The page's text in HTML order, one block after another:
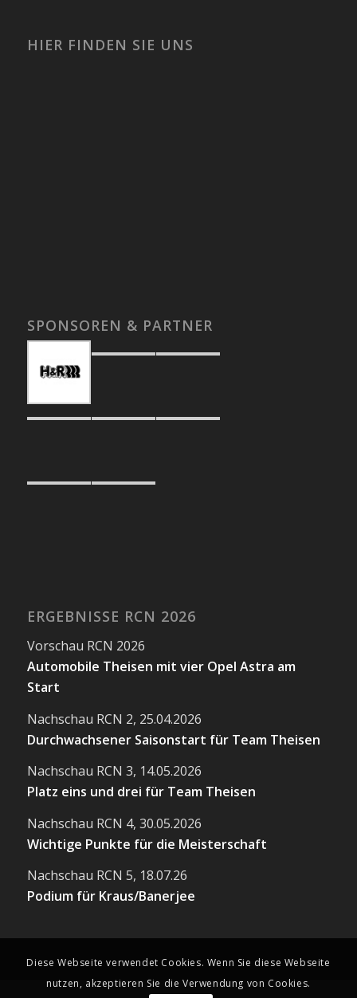
HIER FINDEN SIE UNS
SPONSOREN & PARTNER
ERGEBNISSE RCN 2026
Vorschau RCN 2026
Automobile Theisen mit vier Opel Astra am
Start
Nachschau RCN 2, 25.04.2026
Durchwachsener Saisonstart für Team Theisen
Nachschau RCN 3, 14.05.2026
Platz eins und drei für Team Theisen
Nachschau RCN 4, 30.05.2026
Wichtige Punkte für die Meisterschaft
Nachschau RCN 5, 18.07.26
Podium für Kraus/Banerjee
Diese Webseite verwendet Cookies. Wenn Sie diese Webseite
nutzen, akzeptieren Sie die Verwendung von Cookies.